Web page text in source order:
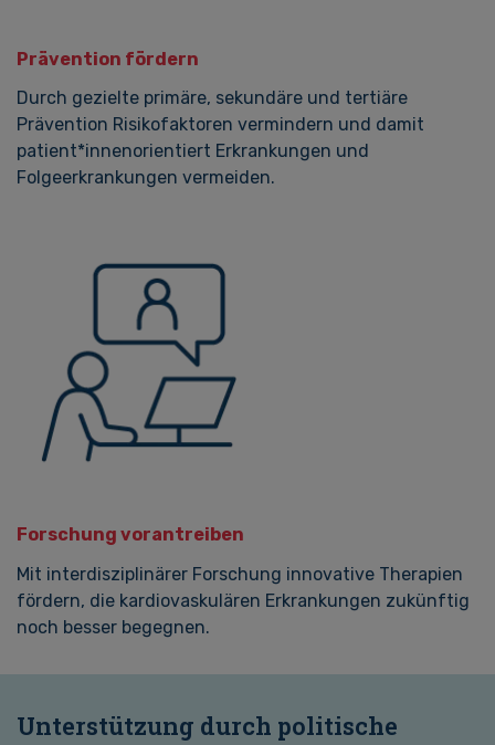
Prävention fördern
Durch gezielte primäre, sekundäre und tertiäre
Prävention Risikofaktoren vermindern und damit
patient*innenorientiert Erkrankungen und
Folgeerkrankungen vermeiden.
Forschung vorantreiben
Mit interdisziplinärer Forschung innovative Therapien
fördern, die kardiovaskulären Erkrankungen zukünftig
noch besser begegnen.
Unterstützung durch politische